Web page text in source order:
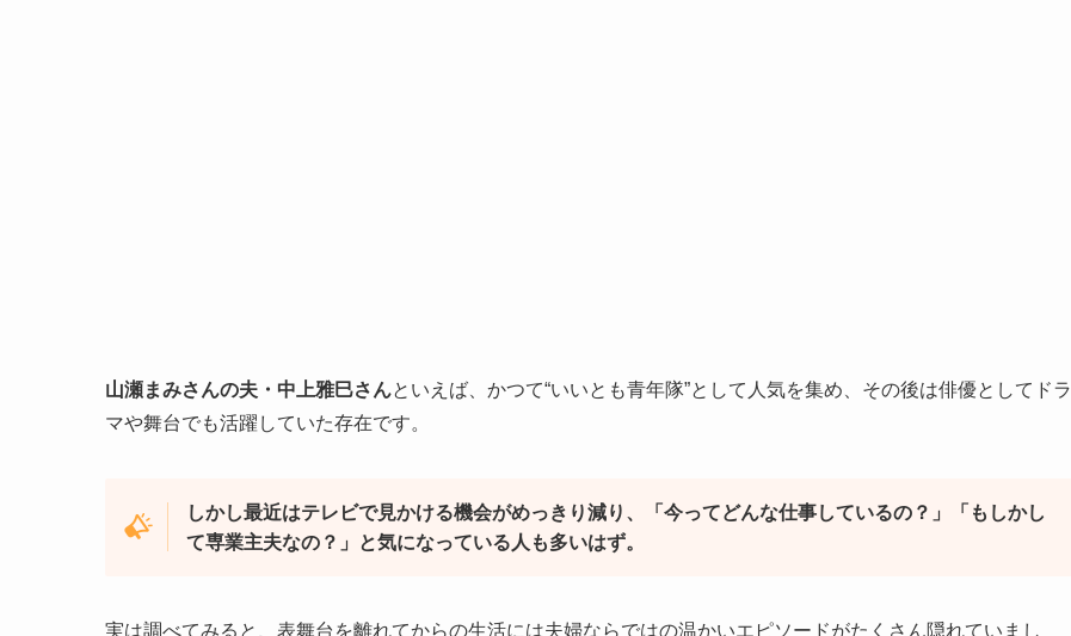
山瀬まみさんの夫・中上雅巳さんといえば、かつて“いいとも青年隊”として人気を集め、その後は俳優としてドラ
マや舞台でも活躍していた存在です。
しかし最近はテレビで見かける機会がめっきり減り、「今ってどんな仕事しているの？」「もしかし
て専業主夫なの？」と気になっている人も多いはず。
実は調べてみると、表舞台を離れてからの生活には夫婦ならではの温かいエピソードがたくさん隠れていまし